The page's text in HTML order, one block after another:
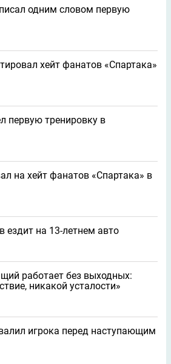
одним словом первую
хейт фанатов «Спартака»
первую тренировку в
на хейт фанатов «Спартака» в
на 13-летнем авто
работает без выходных:
никакой усталости»
игрока перед наступающим